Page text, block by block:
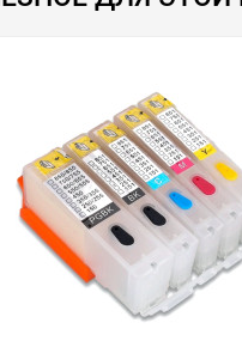
чернила для Canon
заказ или напишите онлайн-
на вопросы и поможем